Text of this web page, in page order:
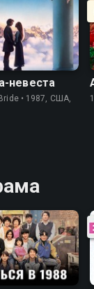
невеста
• 1987, США,